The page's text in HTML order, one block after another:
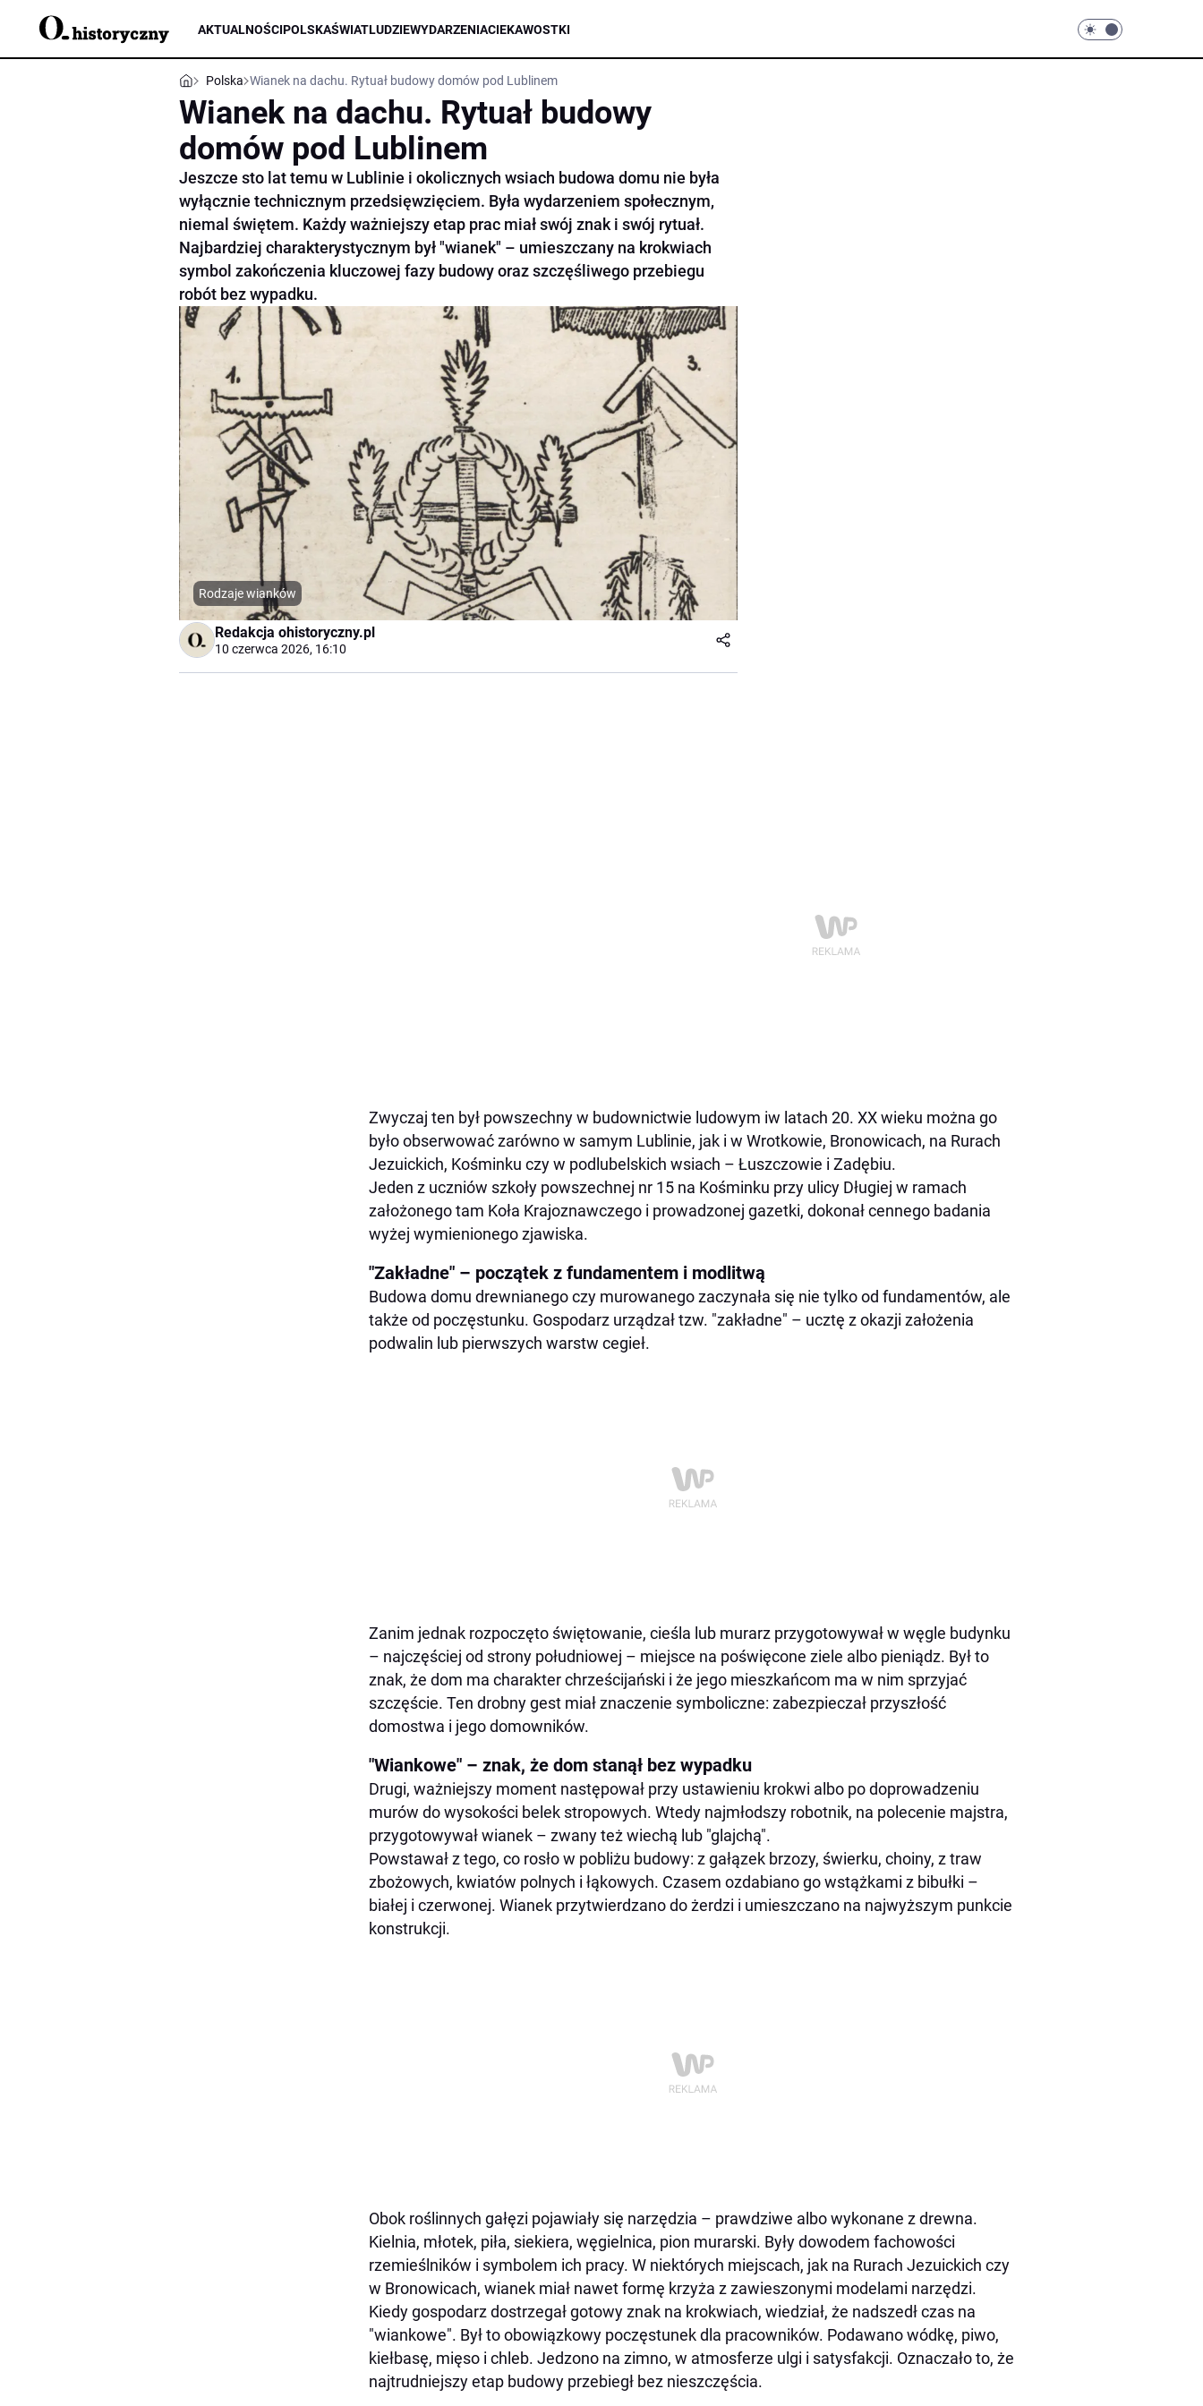
AKTUALNOŚCIPOLSKAŚWIATLUDZIEWYDARZENIACIEKAWOSTKI
Polska Wianek na dachu. Rytuał budowy domów pod Lublinem
Wianek na dachu. Rytuał budowy
domów pod Lublinem
Jeszcze sto lat temu w Lublinie i okolicznych wsiach budowa domu nie była
wyłącznie technicznym przedsięwzięciem. Była wydarzeniem społecznym,
niemal świętem. Każdy ważniejszy etap prac miał swój znak i swój rytuał.
Najbardziej charakterystycznym był "wianek" – umieszczany na krokwiach
symbol zakończenia kluczowej fazy budowy oraz szczęśliwego przebiegu
robót bez wypadku.
Rodzaje wianków
Redakcja ohistoryczny.pl
10 czerwca 2026, 16:10
Zwyczaj ten był powszechny w budownictwie ludowym iw latach 20. XX wieku można go
było obserwować zarówno w samym Lublinie, jak i w Wrotkowie, Bronowicach, na Rurach
Jezuickich, Kośminku czy w podlubelskich wsiach – Łuszczowie i Zadębiu.
Jeden z uczniów szkoły powszechnej nr 15 na Kośminku przy ulicy Długiej w ramach
założonego tam Koła Krajoznawczego i prowadzonej gazetki, dokonał cennego badania
wyżej wymienionego zjawiska.
"Zakładne" – początek z fundamentem i modlitwą
Budowa domu drewnianego czy murowanego zaczynała się nie tylko od fundamentów, ale
także od poczęstunku. Gospodarz urządzał tzw. "zakładne" – ucztę z okazji założenia
podwalin lub pierwszych warstw cegieł.
Zanim jednak rozpoczęto świętowanie, cieśla lub murarz przygotowywał w węgle budynku
– najczęściej od strony południowej – miejsce na poświęcone ziele albo pieniądz. Był to
znak, że dom ma charakter chrześcijański i że jego mieszkańcom ma w nim sprzyjać
szczęście. Ten drobny gest miał znaczenie symboliczne: zabezpieczał przyszłość
domostwa i jego domowników.
"Wiankowe" – znak, że dom stanął bez wypadku
Drugi, ważniejszy moment następował przy ustawieniu krokwi albo po doprowadzeniu
murów do wysokości belek stropowych. Wtedy najmłodszy robotnik, na polecenie majstra,
przygotowywał wianek – zwany też wiechą lub "glajchą".
Powstawał z tego, co rosło w pobliżu budowy: z gałązek brzozy, świerku, choiny, z traw
zbożowych, kwiatów polnych i łąkowych. Czasem ozdabiano go wstążkami z bibułki –
białej i czerwonej. Wianek przytwierdzano do żerdzi i umieszczano na najwyższym punkcie
konstrukcji.
Obok roślinnych gałęzi pojawiały się narzędzia – prawdziwe albo wykonane z drewna.
Kielnia, młotek, piła, siekiera, węgielnica, pion murarski. Były dowodem fachowości
rzemieślników i symbolem ich pracy. W niektórych miejscach, jak na Rurach Jezuickich czy
w Bronowicach, wianek miał nawet formę krzyża z zawieszonymi modelami narzędzi.
Kiedy gospodarz dostrzegał gotowy znak na krokwiach, wiedział, że nadszedł czas na
"wiankowe". Był to obowiązkowy poczęstunek dla pracowników. Podawano wódkę, piwo,
kiełbasę, mięso i chleb. Jedzono na zimno, w atmosferze ulgi i satysfakcji. Oznaczało to, że
najtrudniejszy etap budowy przebiegł bez nieszczęścia.